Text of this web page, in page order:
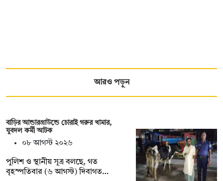
আরও পড়ুন
বাড়ির আন্ডারগ্রাউন্ডে চোরাই গরুর খামার,
যুবদল কর্মী আটক
০৮ আগস্ট ২০২৬
পুলিশ ও স্থানীয় সূত্র বলছে, গত
বৃহস্পতিবার (৬ আগস্ট) দিবাগত…